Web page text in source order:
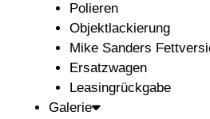
Polieren
Objektlackierung
Mike Sanders
Ersatzwagen
Leasingrückgabe
Galerie